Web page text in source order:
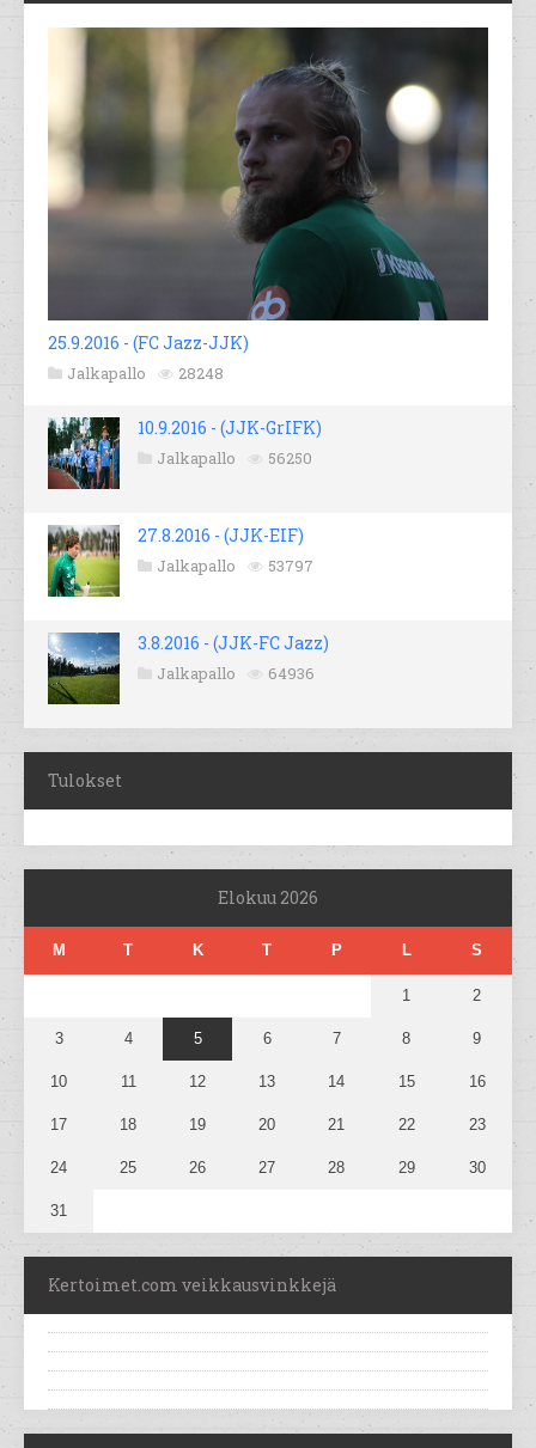
25.9.2016 - (FC Jazz-JJK)
Jalkapallo 28248
10.9.2016 - (JJK-GrIFK)
Jalkapallo 56250
27.8.2016 - (JJK-EIF)
Jalkapallo 53797
3.8.2016 - (JJK-FC Jazz)
Jalkapallo 64936
Tulokset
Elokuu 2026
M T K T P L S
1 2
3 4 5 6 7 8 9
10 11 12 13 14 15 16
17 18 19 20 21 22 23
24 25 26 27 28 29 30
31
Kertoimet.com veikkausvinkkejä